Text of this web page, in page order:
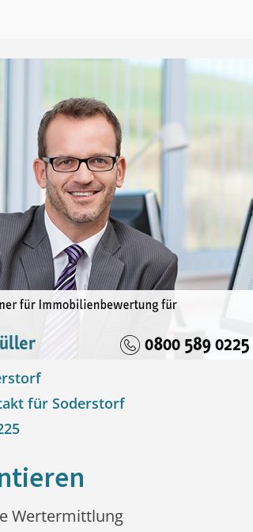
für Soderstorf
Wertermittlung